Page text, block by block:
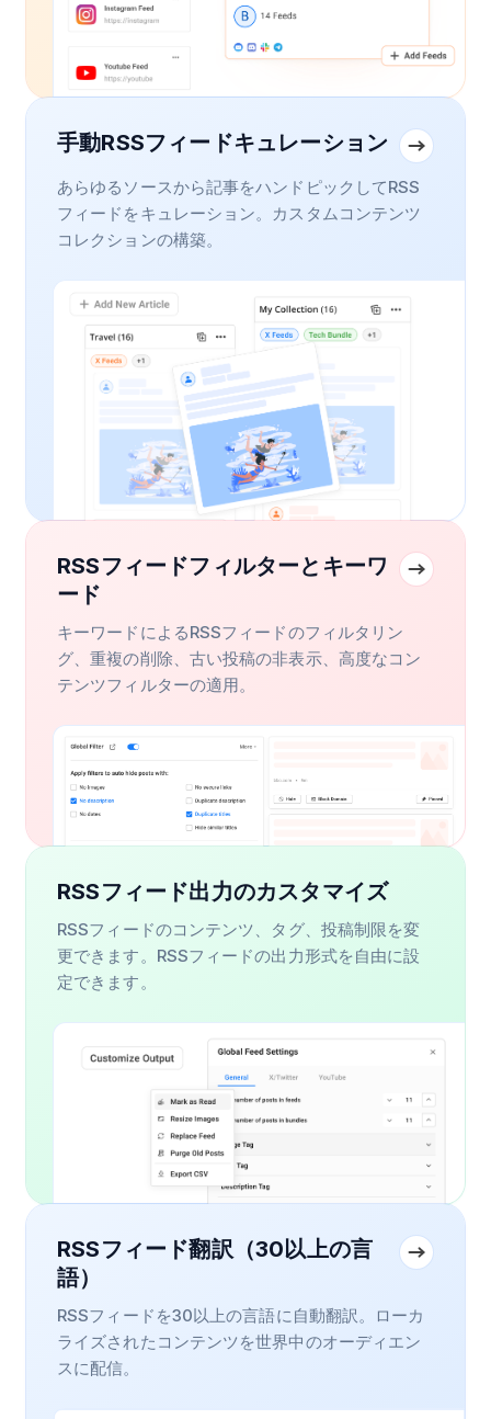
手動RSSフィードキュレーション
あらゆるソースから記事をハンドピックしてRSS
フィードをキュレーション。カスタムコンテンツ
コレクションの構築。
RSSフィードフィルターとキーワ
ード
キーワードによるRSSフィードのフィルタリン
グ、重複の削除、古い投稿の非表示、高度なコン
テンツフィルターの適用。
RSSフィード出力のカスタマイズ
RSSフィードのコンテンツ、タグ、投稿制限を変
更できます。RSSフィードの出力形式を自由に設
定できます。
RSSフィード翻訳（30以上の言
語）
RSSフィードを30以上の言語に自動翻訳。ローカ
ライズされたコンテンツを世界中のオーディエン
スに配信。